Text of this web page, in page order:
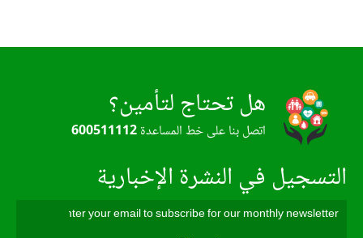
هل تحتاج لتأمين؟
اتصل بنا على خط المساعدة600511112
التسجيل في النشرة الإخبارية